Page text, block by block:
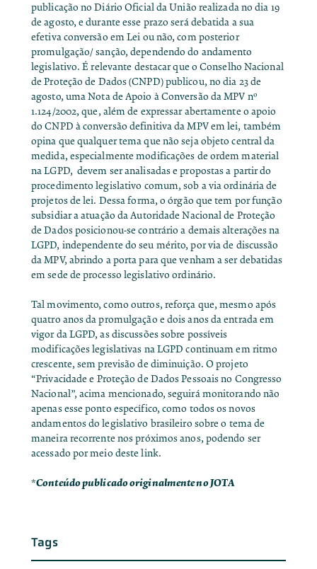
publicação no Diário Oficial da União realizada no dia 19
de agosto, e durante esse prazo será debatida a sua
efetiva conversão em Lei ou não, com posterior
promulgação/ sanção, dependendo do andamento
legislativo. É relevante destacar que o Conselho Nacional
de Proteção de Dados (CNPD) publicou, no dia 23 de
agosto, umaNota de Apoio à Conversão da MPV nº
1.124/2002, que, além de expressar abertamente o apoio
do CNPD à conversão definitiva da MPV em lei, também
opina que qualquer tema que não seja objeto central da
medida, especialmentemodificações de ordem material
na LGPD, devem ser analisadas e propostas a partir do
procedimento legislativo comum, sob a via ordinária de
projetos de lei. Dessa forma, o órgão que tem por função
subsidiar a atuação da Autoridade Nacional de Proteção
de Dados posicionou-se contrário a demais alterações na
LGPD, independente do seu mérito, por via de discussão
da MPV, abrindo a porta para que venham a ser debatidas
em sede de processo legislativo ordinário.
Tal movimento, como outros, reforça que, mesmo após
quatro anos da promulgação e dois anos da entrada em
vigor da LGPD, as discussões sobre possíveis
modificações legislativas na LGPD continuam em ritmo
crescente, sem previsão de diminuição. O projeto
“Privacidade e Proteção de Dados Pessoais no Congresso
Nacional”, acima mencionado, seguirá monitorando não
apenas esse ponto específico, como todos os novos
andamentos do legislativo brasileiro sobre o tema de
maneira recorrente nos próximos anos, podendo ser
acessado por meio deste link.
*Conteúdo publicado originalmente noJOTA
Tags